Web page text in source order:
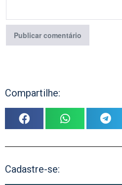
Compartilhe:
Cadastre-se: